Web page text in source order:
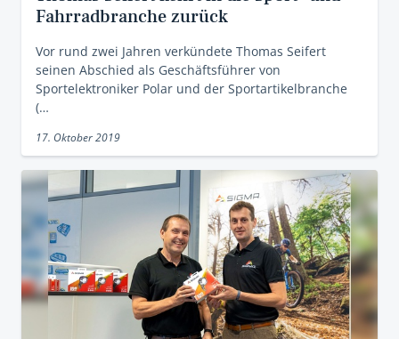
Fahrradbranche zurück
Vor rund zwei Jahren verkündete Thomas Seifert
seinen Abschied als Geschäftsführer von
Sportelektroniker Polar und der Sportartikelbranche
(…
17. Oktober 2019